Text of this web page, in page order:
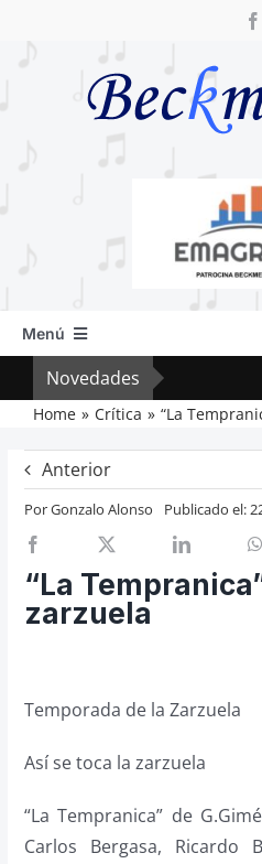
Menú
Inicio
Actual
Artículos
Previos de ópera
Entrevistas
Recomendación
Cosas de Beckmesser
Buscar:
Novedades
Home Crítica “La
Anterior
PorGonzalo Alonso Publicado el:
“La
zarzuela
Temporada de la Zarzuela
Así se toca la zarzuela
“La Tempranica” de
Carlos Bergasa, Ricardo